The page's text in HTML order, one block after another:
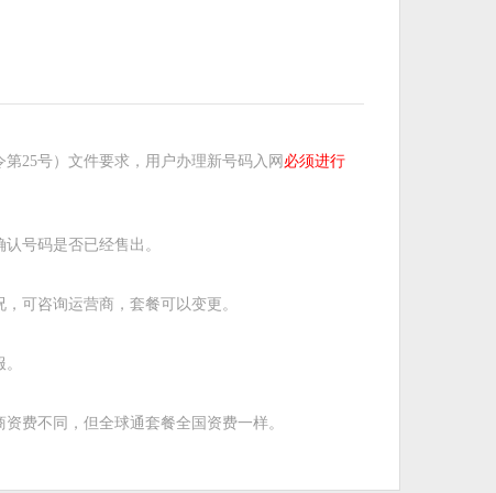
25号）文件要求，用户办理新号码入网 必须进行
号码是否已经售出。
可咨询运营商，套餐可以变更。
费不同，但全球通套餐全国资费一样。